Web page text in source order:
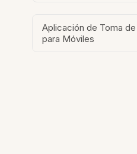
Aplicación de Toma
para Móviles